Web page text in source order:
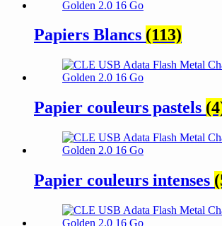
Papiers Blancs (113)
Papier couleurs pastels
Papier couleurs intenses